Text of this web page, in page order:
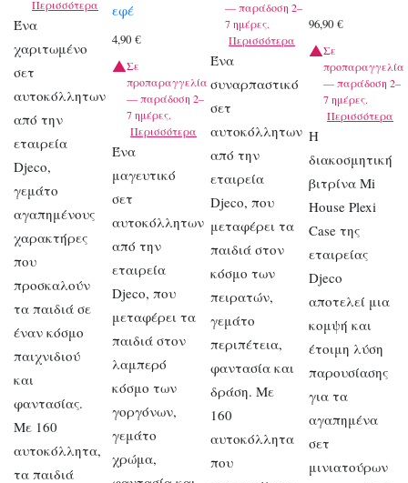
Περισσότερα
Ένα
χαριτωμένο
σετ
αυτοκόλλητων
από την
εταιρεία
Djeco,
γεμάτο
αγαπημένους
χαρακτήρες
που
προσκαλούν
τα παιδιά σε
έναν κόσμο
παιχνιδιού
και
φαντασίας.
Με 160
αυτοκόλλητα,
τα παιδιά
εφέ
4,90€
Σε
προπαραγγελία
— παράδοση 2–
7 ημέρες.
Περισσότερα
Ένα
μαγευτικό
σετ
αυτοκόλλητων
από την
εταιρεία
Djeco, που
μεταφέρει τα
παιδιά στον
λαμπερό
κόσμο των
γοργόνων,
γεμάτο
χρώμα,
— παράδοση 2–
7 ημέρες.
Περισσότερα
Ένα
συναρπαστικό
σετ
αυτοκόλλητων
από την
εταιρεία
Djeco, που
μεταφέρει τα
παιδιά στον
κόσμο των
πειρατών,
γεμάτο
περιπέτεια,
φαντασία και
δράση. Με
160
αυτοκόλλητα
που
96,90€
Σε
προπαραγγελία
— παράδοση 2–
7 ημέρες.
Περισσότερα
Η
διακοσμητική
βιτρίνα Mi
House Plexi
Case της
εταιρείας
Djeco
αποτελεί μια
κομψή και
έτοιμη λύση
παρουσίασης
για τα
αγαπημένα
σετ
μινιατούρων